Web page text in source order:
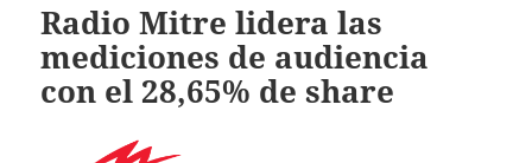
Radio Mitre lidera las
mediciones de audiencia
con el 28,65% de share